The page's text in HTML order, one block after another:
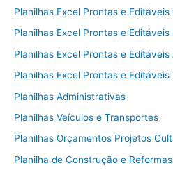
Planilhas Excel Prontas e Editáveis
Planilhas Excel Prontas e Editáveis
Planilhas Excel Prontas e Editáveis
Planilhas Excel Prontas e
Planilhas Administrativas
Planilhas Veículos e Transportes
Planilhas Orçamentos Projetos
Planilha de Construção e Reformas